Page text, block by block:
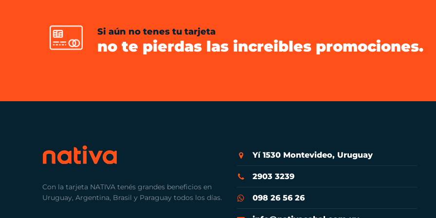
Si aún no tenes tu tarjeta
no te pierdas las increibles promociones.
Con la tarjeta NATIVA tenés grandes beneficios en
Uruguay, Argentina, Brasil y Paraguay todos los días.
Yí 1530 Montevideo, Uruguay
2903 3239
098 26 56 26